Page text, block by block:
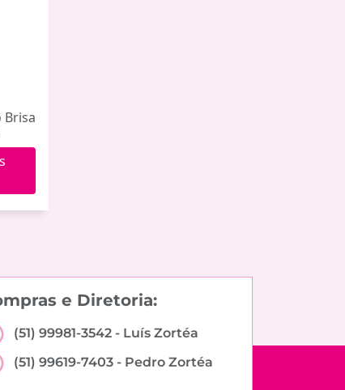
Brisa
e Diretoria:
(51) 99981-3542 - Luís Zortéa
(51) 99619-7403 - Pedro Zortéa